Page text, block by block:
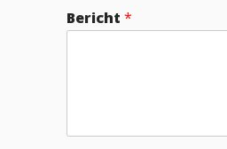
Bericht *